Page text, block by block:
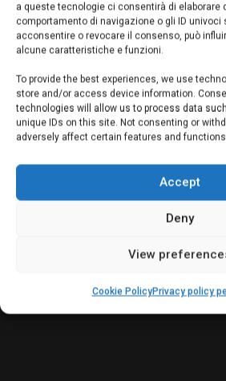
a queste tecnologie ci consentirà di elaborare
comportamento di navigazione o gli ID univoci
acconsentire o revocare il consenso, può
alcune caratteristiche e funzioni.
To provide the best experiences, we use
store and/or access device information.
technologies will allow us to process data
unique IDs on this site. Not consenting or
adversely affect certain features and
Accept
Deny
View
Cookie PolicyPrivacy policy
By: docente CAD
Uncategorized
Autodesk ormai ha consolidato una
programmi geniali per il CAD e la grafica
Praticamente non abbiamo più
per esempio avviamo il browser del
oppure accendiamo il nostro
Iphone e gratuitamente possiamo